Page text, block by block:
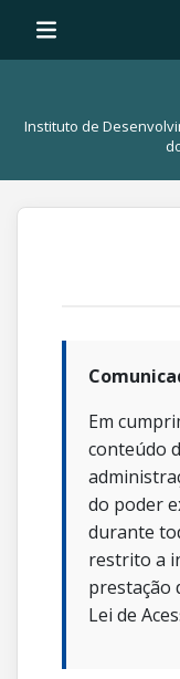
Instituto de
Em
conteúdo
do poder
durante
restrito a
prestação
Lei de